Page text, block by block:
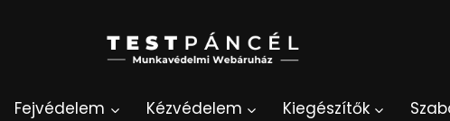
Fejvédelem Kézvédelem Kiegészítők